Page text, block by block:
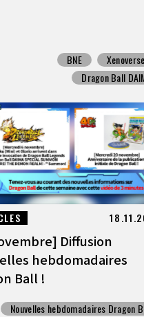
BNE
Dragon Ball
Diffusion
hebdomadaires
Ball !
Nouvelles hebdomadaires Dragon